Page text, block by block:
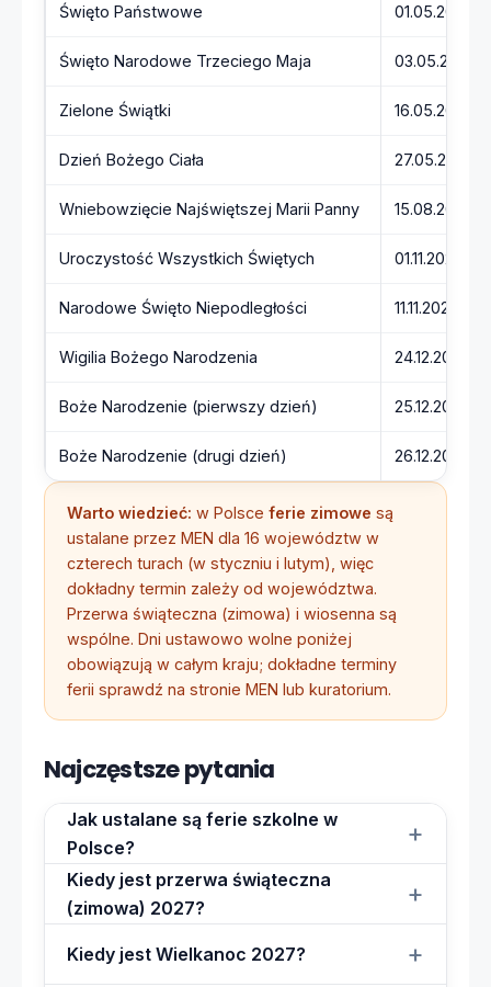
Święto Państwowe 01.05.2027
Święto Narodowe Trzeciego Maja 03.05.2027
Zielone Świątki 16.05.2027
Dzień Bożego Ciała 27.05.2027
Wniebowzięcie Najświętszej Marii Panny 15.08.2027
Uroczystość Wszystkich Świętych 01.11.2027
Narodowe Święto Niepodległości 11.11.2027
Wigilia Bożego Narodzenia 24.12.2027
Boże Narodzenie (pierwszy dzień) 25.12.2027
Boże Narodzenie (drugi dzień) 26.12.2027
Warto wiedzieć: w Polsce ferie zimowe są
ustalane przez MEN dla 16 województw w
czterech turach (w styczniu i lutym), więc
dokładny termin zależy od województwa.
Przerwa świąteczna (zimowa) i wiosenna są
wspólne. Dni ustawowo wolne poniżej
obowiązują w całym kraju; dokładne terminy
ferii sprawdź na stronie MEN lub kuratorium.
Najczęstsze pytania
Jak ustalane są ferie szkolne w
Polsce?
Kiedy jest przerwa świąteczna
(zimowa) 2027?
Kiedy jest Wielkanoc 2027?